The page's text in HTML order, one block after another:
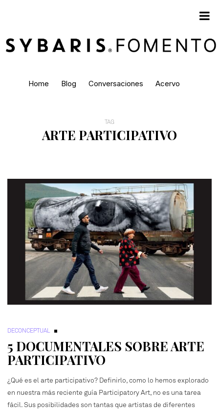
Home Blog Conversaciones Acervo
TAG
ARTE PARTICIPATIVO
DECONCEPTUAL
5 DOCUMENTALES SOBRE ARTE
PARTICIPATIVO
¿Qué es el arte participativo? Definirlo, como lo hemos explorado
en nuestra más reciente guía Participatory Art, no es una tarea
fácil. Sus posibilidades son tantas que artistas de diferentes